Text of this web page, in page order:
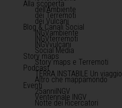
Alla scoperta
dell'Ambiente
dei Terremoti
dei Vulcani
Blog & Canali Social
INGVambiente
INGVterremoti
INGVvulcani
Social Media
Story maps
Story maps e Terremoti
Podcast
TERRA INSTABILE Un
Altro che mappamondo
Eventi
25anniINGV
Ventennale INGV
Notte dei Ricercatori